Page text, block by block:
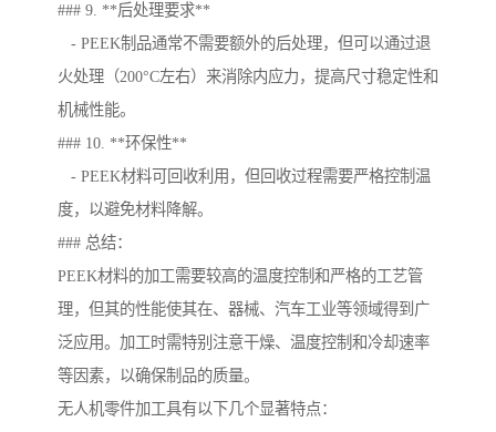
### 9. **后处理要求**
- PEEK制品通常不需要额外的后处理，但可以通过退
火处理（200°C左右）来消除内应力，提高尺寸稳定性和
机械性能。
### 10. **环保性**
- PEEK材料可回收利用，但回收过程需要严格控制温
度，以避免材料降解。
### 总结：
PEEK材料的加工需要较高的温度控制和严格的工艺管
理，但其的性能使其在、器械、汽车工业等领域得到广
泛应用。加工时需特别注意干燥、温度控制和冷却速率
等因素，以确保制品的质量。
无人机零件加工具有以下几个显著特点：